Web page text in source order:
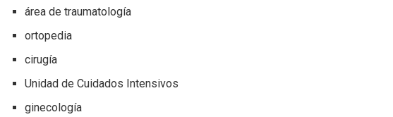
área de traumatología
ortopedia
cirugía
Unidad de Cuidados Intensivos
ginecología